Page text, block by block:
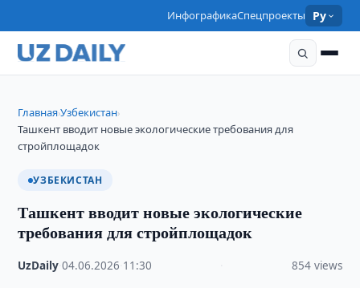
ИнфографикаСпецпроекты Ру
Главная›Узбекистан›
Ташкент вводит новые экологические требования для
стройплощадок
УЗБЕКИСТАН
Ташкент вводит новые экологические
требования для стройплощадок
UzDaily ·04.06.2026 11:30 854 views